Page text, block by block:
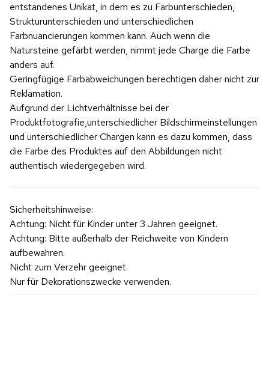
entstandenes Unikat, in dem es zu Farbunterschieden,
Strukturunterschieden und unterschiedlichen
Farbnuancierungen kommen kann. Auch wenn die
Natursteine gefärbt werden, nimmt jede Charge die Farbe
anders auf.
Geringfügige Farbabweichungen berechtigen daher nicht zur
Reklamation.
Aufgrund der Lichtverhältnisse bei der
Produktfotografie,unterschiedlicher Bildschirmeinstellungen
und unterschiedlicher Chargen kann es dazu kommen, dass
die Farbe des Produktes auf den Abbildungen nicht
authentisch wiedergegeben wird.
Sicherheitshinweise:
Achtung: Nicht für Kinder unter 3 Jahren geeignet.
Achtung: Bitte außerhalb der Reichweite von Kindern
aufbewahren.
Nicht zum Verzehr geeignet.
Nur für Dekorationszwecke verwenden.